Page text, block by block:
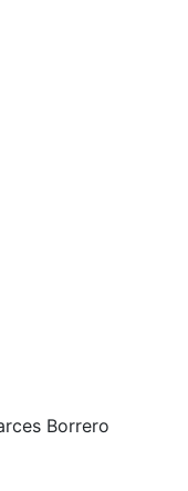
Borrero